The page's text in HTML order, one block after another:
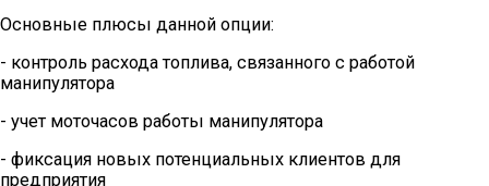
Основные плюсы данной опции:
- контроль расхода топлива, связанного с работой
манипулятора
- учет моточасов работы манипулятора
- фиксация новых потенциальных клиентов для
предприятия